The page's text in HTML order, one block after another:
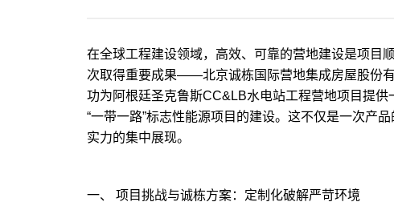
在全球工程建设领域，高效、可靠的营地建设是项目
次取得重要成果——北京诚栋国际营地集成房屋股份
功为阿根廷圣克鲁斯CC&LB水电站工程营地项目提
“一带一路”标志性能源项目的建设。这不仅是一次产
实力的集中展现。
一、 项目挑战与诚栋方案：定制化破解严苛环境